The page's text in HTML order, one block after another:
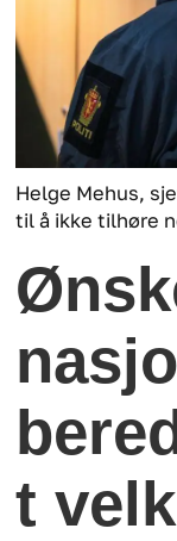
Helge Mehus,
til å ikke tilhøre
t